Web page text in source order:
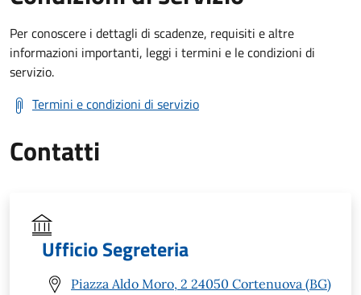
Per conoscere i dettagli di scadenze, requisiti e altre
informazioni importanti, leggi i termini e le condizioni di
servizio.
Termini e condizioni di servizio
Contatti
Ufficio Segreteria
Piazza Aldo Moro, 2 24050 Cortenuova (BG)